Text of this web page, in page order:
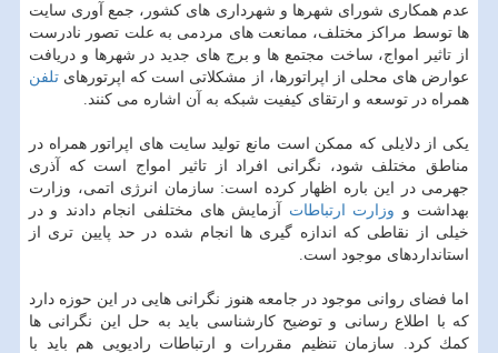
عدم همكاری شورای شهرها و شهرداری های كشور، جمع آوری سایت
ها توسط مراكز مختلف، ممانعت های مردمی به علت تصور نادرست
از تاثیر امواج، ساخت مجتمع ها و برج های جدید در شهرها و دریافت
عوارض های محلی از اپراتورها، از مشكلاتی است كه اپرتورهای تلفن
همراه در توسعه و ارتقای كیفیت شبكه به آن اشاره می كنند.
یكی از دلایلی كه ممكن است مانع تولید سایت های اپراتور همراه در
مناطق مختلف شود، نگرانی افراد از تاثیر امواج است كه آذری
جهرمی در این باره اظهار كرده است: سازمان انرژی اتمی، وزارت
بهداشت و وزارت ارتباطات آزمایش های مختلفی انجام دادند و در
خیلی از نقاطی كه اندازه گیری ها انجام شده در حد پایین تری از
استانداردهای موجود است.
اما فضای روانی موجود در جامعه هنوز نگرانی هایی در این حوزه دارد
كه با اطلاع رسانی و توضیح كارشناسی باید به حل این نگرانی ها
كمك كرد. سازمان تنظیم مقررات و ارتباطات رادیویی هم باید با